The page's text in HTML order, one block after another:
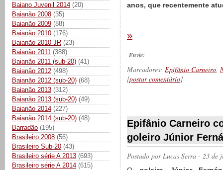
Baiano Juvenil 2014 (20)
Baianão 2008 (35)
Baianão 2009 (88)
Baianão 2010 (176)
Baianão 2010 JR (23)
Baianão 2011 (388)
Baianão 2011 (sub-20) (41)
Baianão 2012 (498)
Baianão 2012 (sub-20) (68)
Baianão 2013 (312)
Baianão 2013 (sub-20) (49)
Baianão 2014 (227)
Baianão 2014 (sub-20) (48)
Barradão (195)
Brasileiro 2008 (56)
Brasileiro Sub-20 (43)
Brasileiro série A 2013 (693)
Brasileiro série A 2014 (615)
anos, que recentemente
»
Envie:
Marcadores: Epifânio Carneiro,
[postar comentário]
Epifânio Carneiro
goleiro Júnior
Postado por Lucas Serra - 23 de